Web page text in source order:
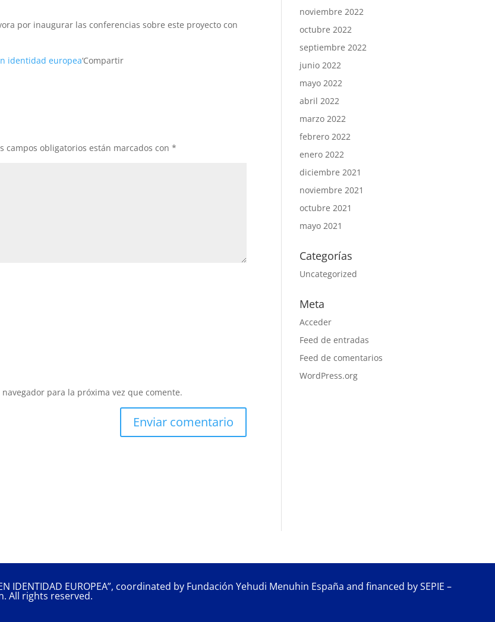
por inaugurar las conferencias sobre este proyecto con
identidad europea‘Compartir
campos obligatorios están marcados con*
para la próxima vez que comente.
noviembre 2022
octubre 2022
septiembre 2022
junio 2022
mayo 2022
abril 2022
marzo 2022
febrero 2022
enero 2022
diciembre 2021
noviembre 2021
octubre 2021
mayo 2021
Categorías
Uncategorized
Meta
Acceder
Feed de entradas
Feed de comentarios
WordPress.org
IDENTIDAD EUROPEA”, coordinated by Fundación Yehudi Menuhin España and financed by SEPIE –
All rights reserved.